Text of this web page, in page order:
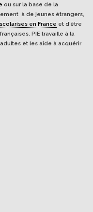
ou sur la base de la
à de jeunes étrangers,
en France et d’être
PIE travaille à la
et les aide à acquérir